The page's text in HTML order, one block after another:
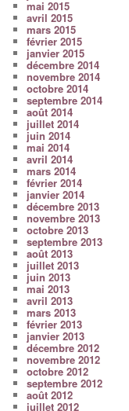
mai 2015
avril 2015
mars 2015
février 2015
janvier 2015
décembre 2014
novembre 2014
octobre 2014
septembre 2014
août 2014
juillet 2014
juin 2014
mai 2014
avril 2014
mars 2014
février 2014
janvier 2014
décembre 2013
novembre 2013
octobre 2013
septembre 2013
août 2013
juillet 2013
juin 2013
mai 2013
avril 2013
mars 2013
février 2013
janvier 2013
décembre 2012
novembre 2012
octobre 2012
septembre 2012
août 2012
juillet 2012